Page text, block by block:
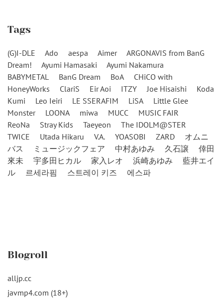
Tags
(G)I-DLE Ado aespa Aimer
ARGONAVIS from BanG
Dream!
Ayumi Hamasaki
Ayumi Nakamura
BABYMETAL
BanG Dream BoA
CHiCO with
HoneyWorks
ClariS Eir Aoi ITZY Joe Hisaishi
Koda
Kumi
Leo Ieiri LE SSERAFIM LiSA
Little Glee
Monster
LOONA miwa MUCC
MUSIC FAIR
ReoNa
Stray Kids Taeyeon
The IDOLM@STER
TWICE
Utada Hikaru V.A. YOASOBI ZARD
オムニ
バス
ミュージックフェア 中村あゆみ 久石譲
倖田
來未
宇多田ヒカル 家入レオ 浜崎あゆみ
藍井エイ
ル
르세라핌 스트레이 키즈 에스파
Blogroll
alljp.cc
javmp4.com (18+)